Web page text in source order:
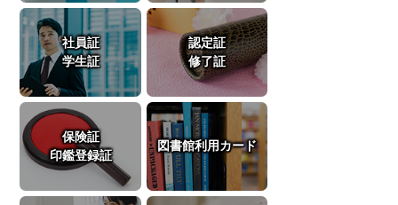
社員証
学生証
認定証
修了証
保険証
印鑑登録証
図書館利用カード